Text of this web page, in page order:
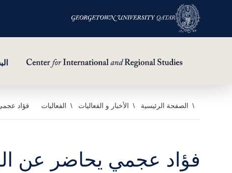
الصفحة الرئيسية الأخبار و الفعاليات الفعاليات فؤاد
فؤاد عجمي يحاضر عن